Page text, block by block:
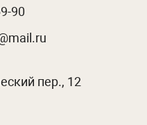
90
пер., 12